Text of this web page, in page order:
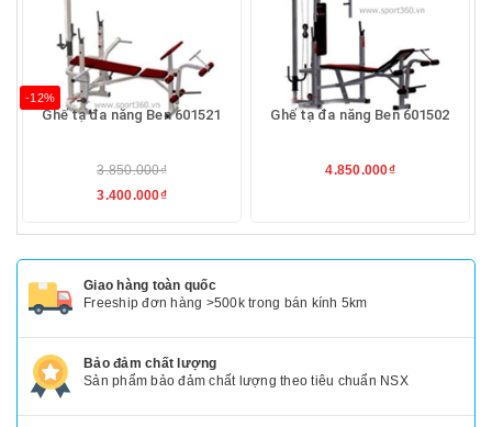
-12%
Ghế tạ đa năng Ben 601521
3.850.000₫
3.400.000₫
Ghế tạ đa năng Ben 601502
4.850.000₫
Giao hàng toàn quốc
Freeship đơn hàng >500k trong bán kính 5km
Bảo đảm chất lượng
Sản phẩm bảo đảm chất lượng theo tiêu chuẩn NSX